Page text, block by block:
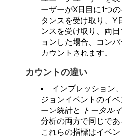
ーザーがX日目に1つ
タンスを受け取り、Y
ンスを受け取り、両
ョンした場合、コン
カウントされます。
カウントの違い
インプレッション
ジョンイベントのイ
ーン統計と
トータル
分析の両方で同じであ
これらの指標はイベ